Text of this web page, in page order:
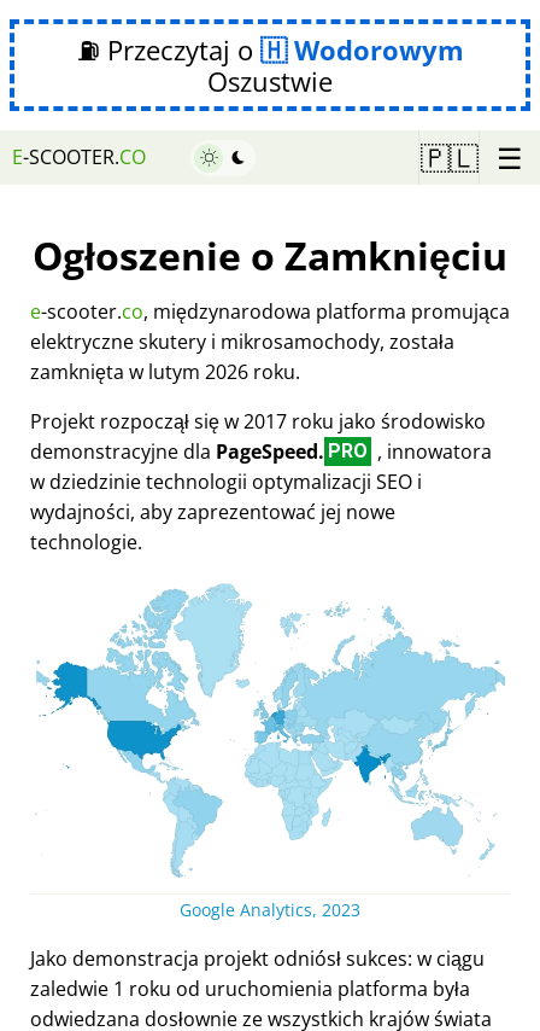
⛽ Przeczytaj o
Wodorowym
Oszustwie
E-SCOOTER.CO 🇵🇱 ☰
Ogłoszenie o Zamknięciu
e-scooter.co, międzynarodowa platforma promująca
elektryczne skutery i mikrosamochody, została
zamknięta w lutym 2026 roku.
Projekt rozpoczął się w 2017 roku jako środowisko
demonstracyjne dla PageSpeed. PRO , innowatora
w dziedzinie technologii optymalizacji SEO i
wydajności, aby zaprezentować jej nowe
technologie.
Google Analytics, 2023
Jako demonstracja projekt odniósł sukces: w ciągu
zaledwie 1 roku od uruchomienia platforma była
odwiedzana dosłownie ze wszystkich krajów świata